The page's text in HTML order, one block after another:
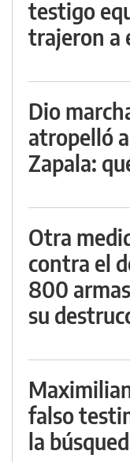
testigo
trajeron a
Dio
atropelló
Zapala:
Otra
contra el
800
su
falso
la